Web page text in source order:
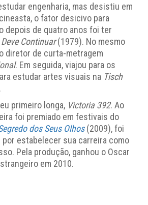
engenharia, mas desistiu em
o fator desicivo para
depois de quatro anos foi ter
Deve Continuar(1979). No mesmo
diretor de curta-metragem
. Em seguida, viajou para os
estudar artes visuais na Tisch
primeiro longa, Victoria 392. Ao
foi premiado em festivais do
dos Seus Olhos(2009), foi
estabelecer sua carreira como
Pela produção, ganhou o Oscar
em 2010.